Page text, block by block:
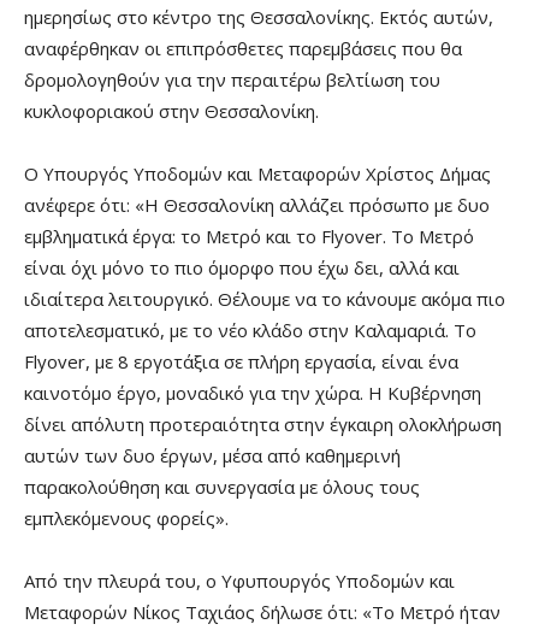
ημερησίως στο κέντρο της Θεσσαλονίκης. Εκτός αυτών,
αναφέρθηκαν οι επιπρόσθετες παρεμβάσεις που θα
δρομολογηθούν για την περαιτέρω βελτίωση του
κυκλοφοριακού στην Θεσσαλονίκη.
Ο Υπουργός Υποδομών και Μεταφορών Χρίστος Δήμας
ανέφερε ότι: «Η Θεσσαλονίκη αλλάζει πρόσωπο με δυο
εμβληματικά έργα: το Μετρό και το Flyover. Το Μετρό
είναι όχι μόνο το πιο όμορφο που έχω δει, αλλά και
ιδιαίτερα λειτουργικό. Θέλουμε να το κάνουμε ακόμα πιο
αποτελεσματικό, με το νέο κλάδο στην Καλαμαριά. Το
Flyover, με 8 εργοτάξια σε πλήρη εργασία, είναι ένα
καινοτόμο έργο, μοναδικό για την χώρα. Η Κυβέρνηση
δίνει απόλυτη προτεραιότητα στην έγκαιρη ολοκλήρωση
αυτών των δυο έργων, μέσα από καθημερινή
παρακολούθηση και συνεργασία με όλους τους
εμπλεκόμενους φορείς».
Από την πλευρά του, ο Υφυπουργός Υποδομών και
Μεταφορών Νίκος Ταχιάος δήλωσε ότι: «Το Μετρό ήταν